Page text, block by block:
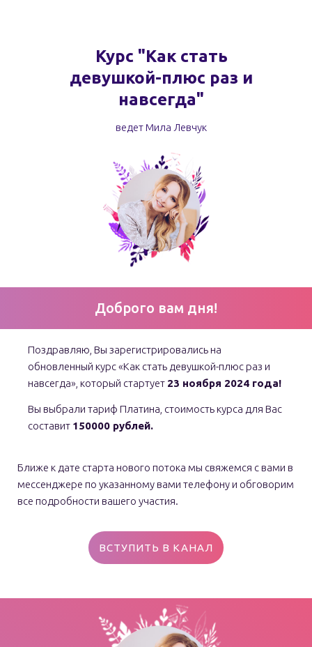
Курс "Как стать
девушкой-плюс раз и
навсегда"
ведет Мила Левчук
Доброго вам дня!
Поздравляю, Вы зарегистрировались на
обновленный курс «Как стать девушкой-плюс раз и
навсегда», который стартует 23 ноября 2024 года!
Вы выбрали тариф Платина, стоимость курса для Вас
составит 150000 рублей.
Ближе к дате старта нового потока мы свяжемся с вами в
мессенджере по указанному вами телефону и обговорим
все подробности вашего участия.
ВСТУПИТЬ В КАНАЛ